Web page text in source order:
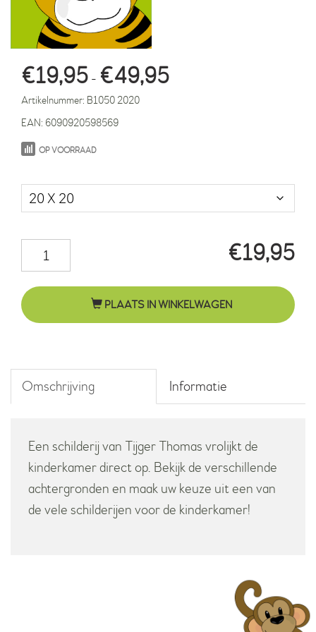
€19,95 - €49,95
Artikelnummer: B1050 2020
EAN: 6090920598569
OP VOORRAAD
€19,95
Thomas
groen
aantal PLAATS IN WINKELWAGEN
Omschrijving Informatie
Een schilderij van Tijger Thomas vrolijkt de
kinderkamer direct op. Bekijk de verschillende
achtergronden en maak uw keuze uit een van
de vele schilderijen voor de kinderkamer!